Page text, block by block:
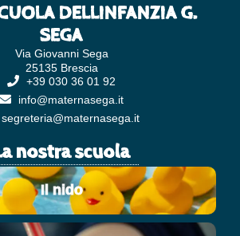
DELLINFANZIA G.
SEGA
Via Giovanni Sega
25135 Brescia
+39 030 36 01 92
info@maternasega.it
segreteria@maternasega.it
nostra scuola
Il nido